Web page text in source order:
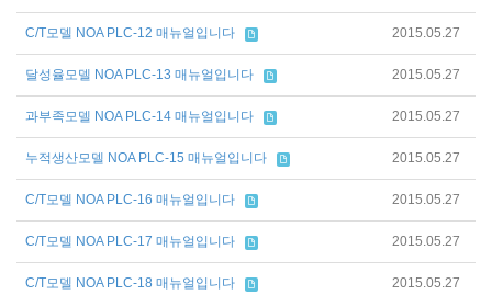
C/T모델 NOA PLC-12 매뉴얼입니다 2015.05.27
달성율모델 NOA PLC-13 매뉴얼입니다 2015.05.27
과부족모델 NOA PLC-14 매뉴얼입니다 2015.05.27
누적생산모델 NOA PLC-15 매뉴얼입니다 2015.05.27
C/T모델 NOA PLC-16 매뉴얼입니다 2015.05.27
C/T모델 NOA PLC-17 매뉴얼입니다 2015.05.27
C/T모델 NOA PLC-18 매뉴얼입니다 2015.05.27